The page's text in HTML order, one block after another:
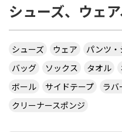
シューズ、ウェ
シューズ ウェア パンツ・
バッグ
ソックス タオル
ボール
サイドテープ ラバ
クリーナースポンジ